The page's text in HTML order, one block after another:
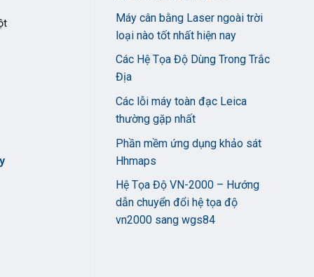
Máy cân bằng Laser ngoài trời
loại nào tốt nhất hiện nay
Các Hệ Tọa Độ Dùng Trong Trắc
Địa
Các lỗi máy toàn đạc Leica
thường gặp nhất
Phần mềm ứng dụng khảo sát
Hhmaps
Hệ Tọa Độ VN-2000 – Hướng
dẫn chuyển đổi hệ tọa độ
vn2000 sang wgs84